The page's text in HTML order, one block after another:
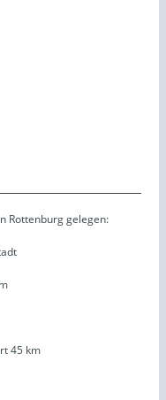
Rottenburg gelegen:
45 km